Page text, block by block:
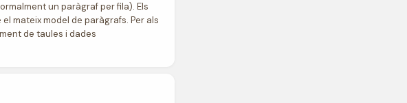
un paràgraf per fila). Els
mateix model de paràgrafs. Per als
de taules i dades